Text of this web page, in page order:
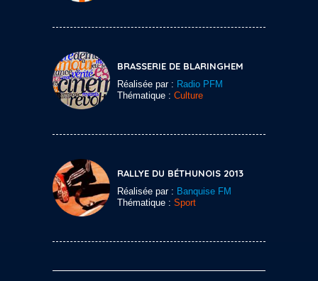
BRASSERIE DE BLARINGHEM
Réalisée par : Radio PFM
Thématique : Culture
RALLYE DU BÉTHUNOIS 2013
Réalisée par : Banquise FM
Thématique : Sport